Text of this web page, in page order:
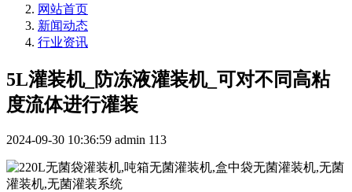
网站首页
新闻动态
行业资讯
5L灌装机_防冻液灌装机_可对不同高粘
度流体进行灌装
2024-09-30 10:36:59 admin 113